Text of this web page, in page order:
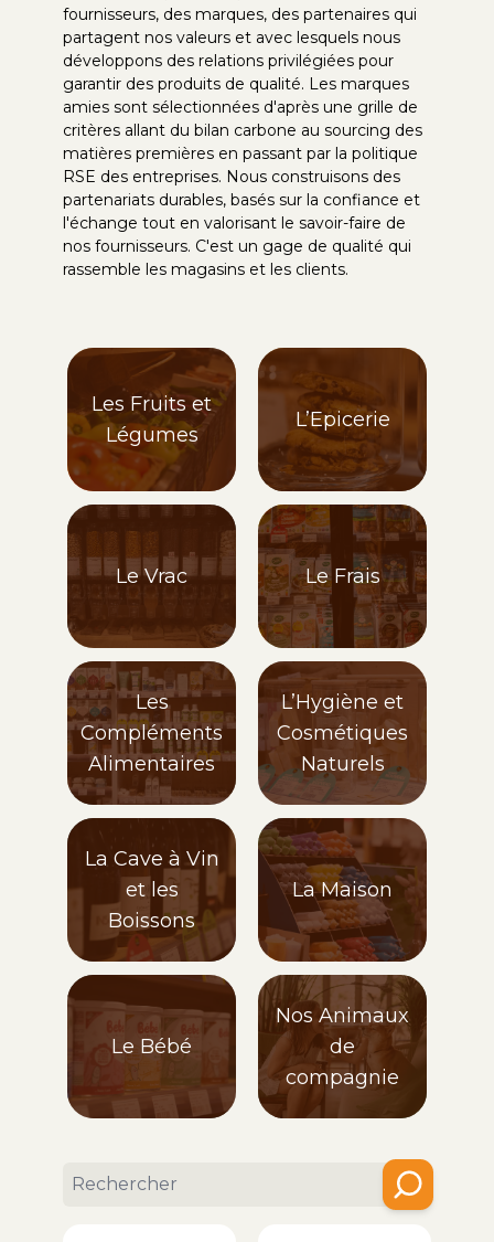
fournisseurs, des marques, des partenaires qui
partagent nos valeurs et avec lesquels nous
développons des relations privilégiées pour
garantir des produits de qualité. Les marques
amies sont sélectionnées d'après une grille de
critères allant du bilan carbone au sourcing des
matières premières en passant par la politique
RSE des entreprises. Nous construisons des
partenariats durables, basés sur la confiance et
l'échange tout en valorisant le savoir-faire de
nos fournisseurs. C'est un gage de qualité qui
rassemble les magasins et les clients.
Les Fruits et
Légumes
L’Epicerie
Le Vrac Le Frais
Les
Compléments
Alimentaires
L’Hygiène et
Cosmétiques
Naturels
La Cave à Vin
et les
Boissons
La Maison
Le Bébé
Nos Animaux
de
compagnie